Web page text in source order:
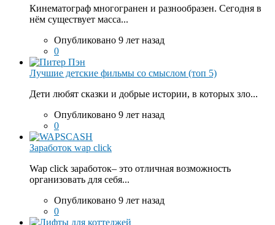
Кинематограф многогранен и разнообразен. Сегодня в
нём существует масса...
Опубликовано 9 лет назад
0
Лучшие детские фильмы со смыслом (топ 5)
Дети любят сказки и добрые истории, в которых зло...
Опубликовано 9 лет назад
0
Заработок wap click
Wap click заработок– это отличная возможность
организовать для себя...
Опубликовано 9 лет назад
0